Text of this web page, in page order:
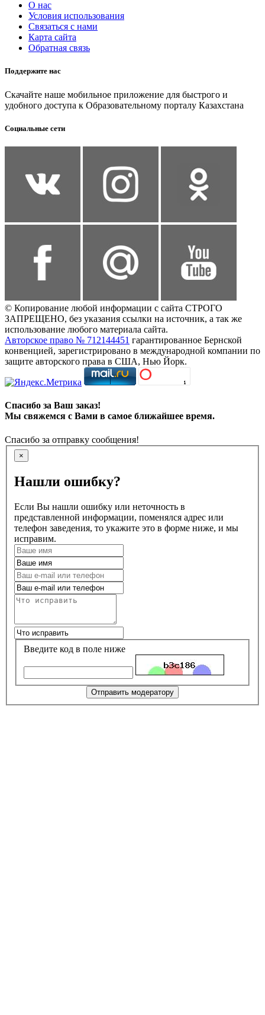
О нас
Условия использования
Связаться с нами
Карта сайта
Обратная связь
Поддержите нас
Скачайте наше мобильное приложение для быстрого и
удобного доступа к Образовательному порталу Казахстана
Социальные сети
© Копирование любой информации с сайта СТРОГО
ЗАПРЕЩЕНО, без указания ссылки на источник, а так же
использование любого материала сайта.
Авторское право № 712144451 гарантированное Бернской
конвенцией, зарегистрировано в международной компании по
защите авторского права в США, Нью Йорк.
Спасибо за Ваш заказ!
Мы свяжемся с Вами в самое ближайшее время.
Спасибо за отправку сообщения!
×
Нашли ошибку?
Если Вы нашли ошибку или неточность в
представленной информации, поменялся адрес или
телефон заведения, то укажите это в форме ниже, и мы
исправим.
Введите код в поле ниже
Отправить модератору